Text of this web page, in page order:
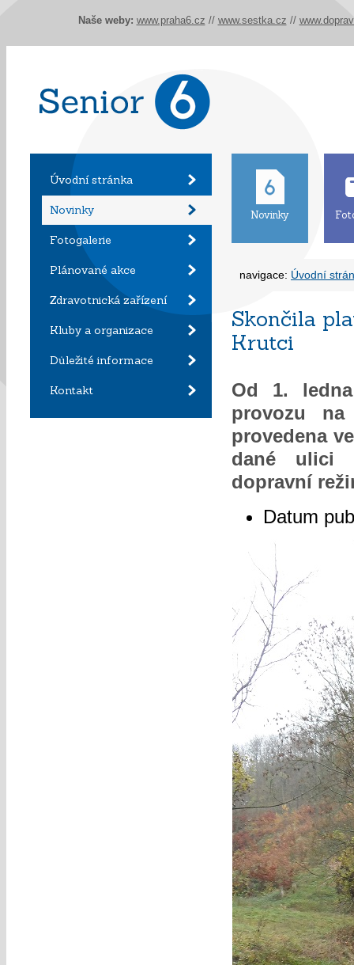
Úvodní stránka
Novinky
Fotogalerie
Plánované akce
Zdravotnická zařízení
Kluby a organizace
Důležité informace
Kontakt
Novinky
navigace: Úvodní
Skončila
Krutci
Od 1.
provozu
provedena
dané ulici
dopravní
Datum
Naše weby: www.praha6.cz // www.sestka.cz //